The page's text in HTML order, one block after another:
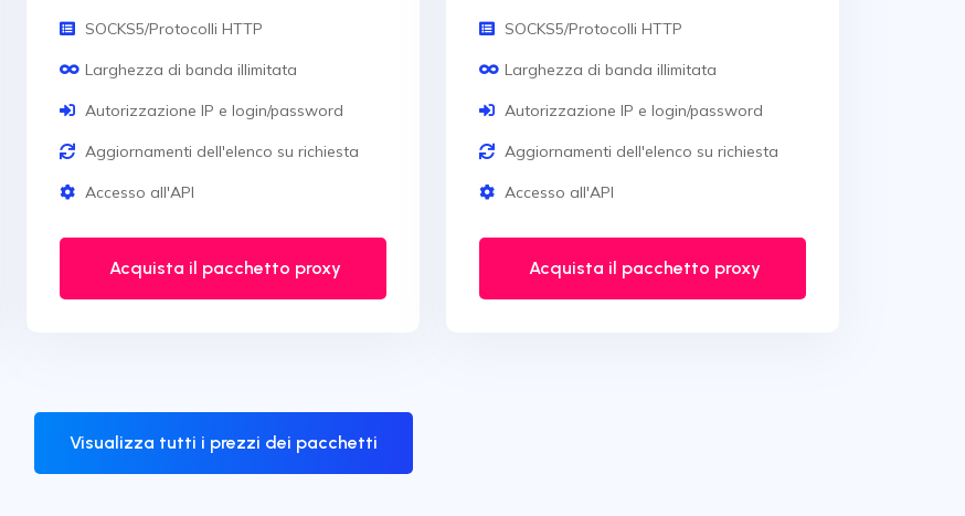
SOCKS5/Protocolli HTTP
Larghezza di banda illimitata
Autorizzazione IP e login/password
Aggiornamenti dell'elenco su richiesta
Accesso all'API
Acquista il pacchetto proxy
SOCKS5/Protocolli HTTP
Larghezza di banda illimitata
Autorizzazione IP e login/password
Aggiornamenti dell'elenco su richiesta
Accesso all'API
Acquista il pacchetto proxy
Visualizza tutti i prezzi dei pacchetti